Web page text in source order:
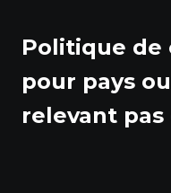
Politique
pour pays
relevant pas